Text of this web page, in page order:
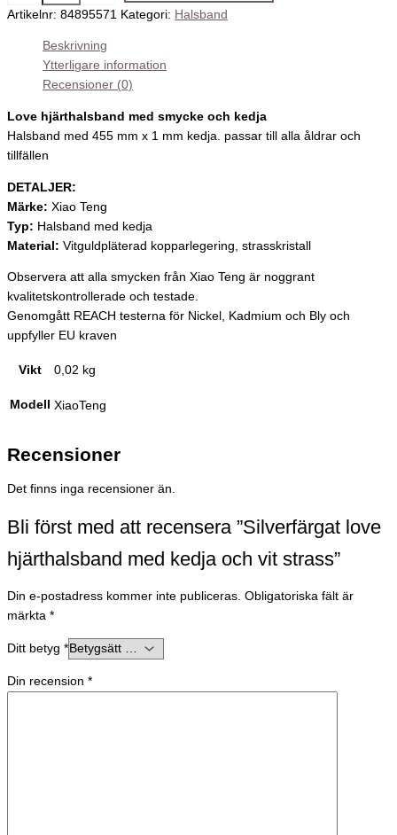
Artikelnr: 84895571 Kategori: Halsband
Beskrivning
Ytterligare information
Recensioner (0)
Love hjärthalsband med smycke och kedja
Halsband med 455 mm x 1 mm kedja. passar till alla åldrar och
tillfällen
DETALJER:
Märke: Xiao Teng
Typ: Halsband med kedja
Material: Vitguldpläterad kopparlegering, strasskristall
Observera att alla smycken från Xiao Teng är noggrant
kvalitetskontrollerade och testade.
Genomgått REACH testerna för Nickel, Kadmium och Bly och
uppfyller EU kraven
Vikt 0,02 kg
Modell XiaoTeng
Recensioner
Det finns inga recensioner än.
Bli först med att recensera ”Silverfärgat love
hjärthalsband med kedja och vit strass”
Din e-postadress kommer inte publiceras. Obligatoriska fält är
märkta *
Ditt betyg *
Din recension *